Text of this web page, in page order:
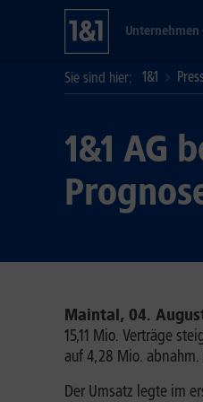
Unternehmen
Sie sind hier 1&1
1&1 AG
Maintal, 04. August
15,11 Mio. Verträge
auf 4,28 Mio.
Der Umsatz legte im